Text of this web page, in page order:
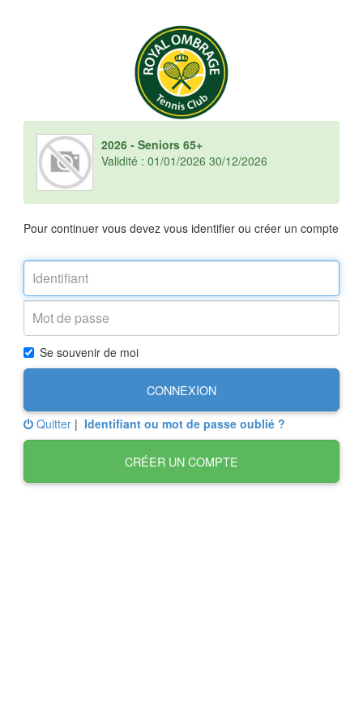
2026 - Seniors 65+
Validité : 01/01/2026 30/12/2026
Pour continuer vous devez vous identifier ou créer un compte
Se souvenir de moi
CONNEXION
Quitter | Identifiant ou mot de passe oublié ?
CRÉER UN COMPTE